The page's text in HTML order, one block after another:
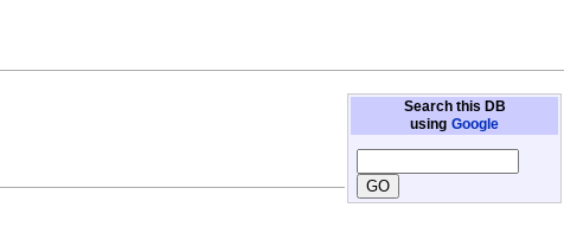
Search this DB
using Google